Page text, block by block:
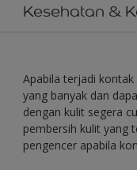
Kesehatan &
Apabila terjadi
yang banyak dan
dengan kulit segera
pembersih kulit yang
pengencer apabila